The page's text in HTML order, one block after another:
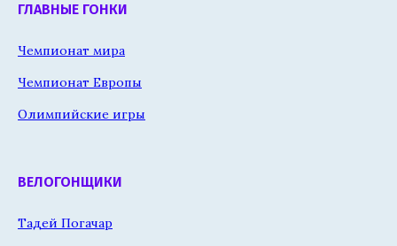
ГЛАВНЫЕ ГОНКИ
Чемпионат мира
Чемпионат Европы
Олимпийские игры
ВЕЛОГОНЩИКИ
Тадей Погачар